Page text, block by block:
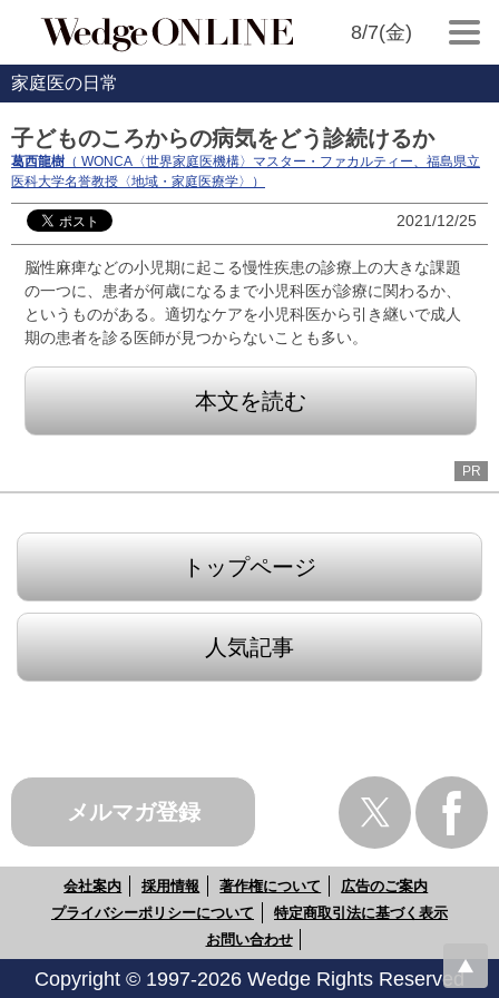
8/7(金)
家庭医の日常
子どものころからの病気をどう診続けるか
葛西龍樹 （ WONCA〈世界家庭医機構〉マスター・ファカルティー、福島県立
医科大学名誉教授〈地域・家庭医療学〉）
2021/12/25
脳性麻痺などの小児期に起こる慢性疾患の診療上の大きな課題
の一つに、患者が何歳になるまで小児科医が診療に関わるか、
というものがある。適切なケアを小児科医から引き継いで成人
期の患者を診る医師が見つからないことも多い。
本文を読む
PR
トップページ
人気記事
メルマガ登録
会社案内 採用情報 著作権について
広告のご案内
プライバシーポリシーについて
特定商取引法に基づく表示
お問い合わせ
Copyright © 1997-2026 Wedge Rights Reserved